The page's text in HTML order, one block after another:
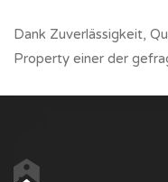
Dank Zuverlässigkeit,
Property einer der